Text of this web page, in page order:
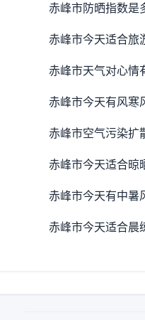
赤峰市防晒指数是
赤峰市今天适合旅
赤峰市天气对心情
赤峰市今天有风寒
赤峰市空气污染扩
赤峰市今天适合晾
赤峰市今天有中暑
赤峰市今天适合晨